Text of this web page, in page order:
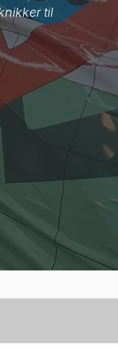
til